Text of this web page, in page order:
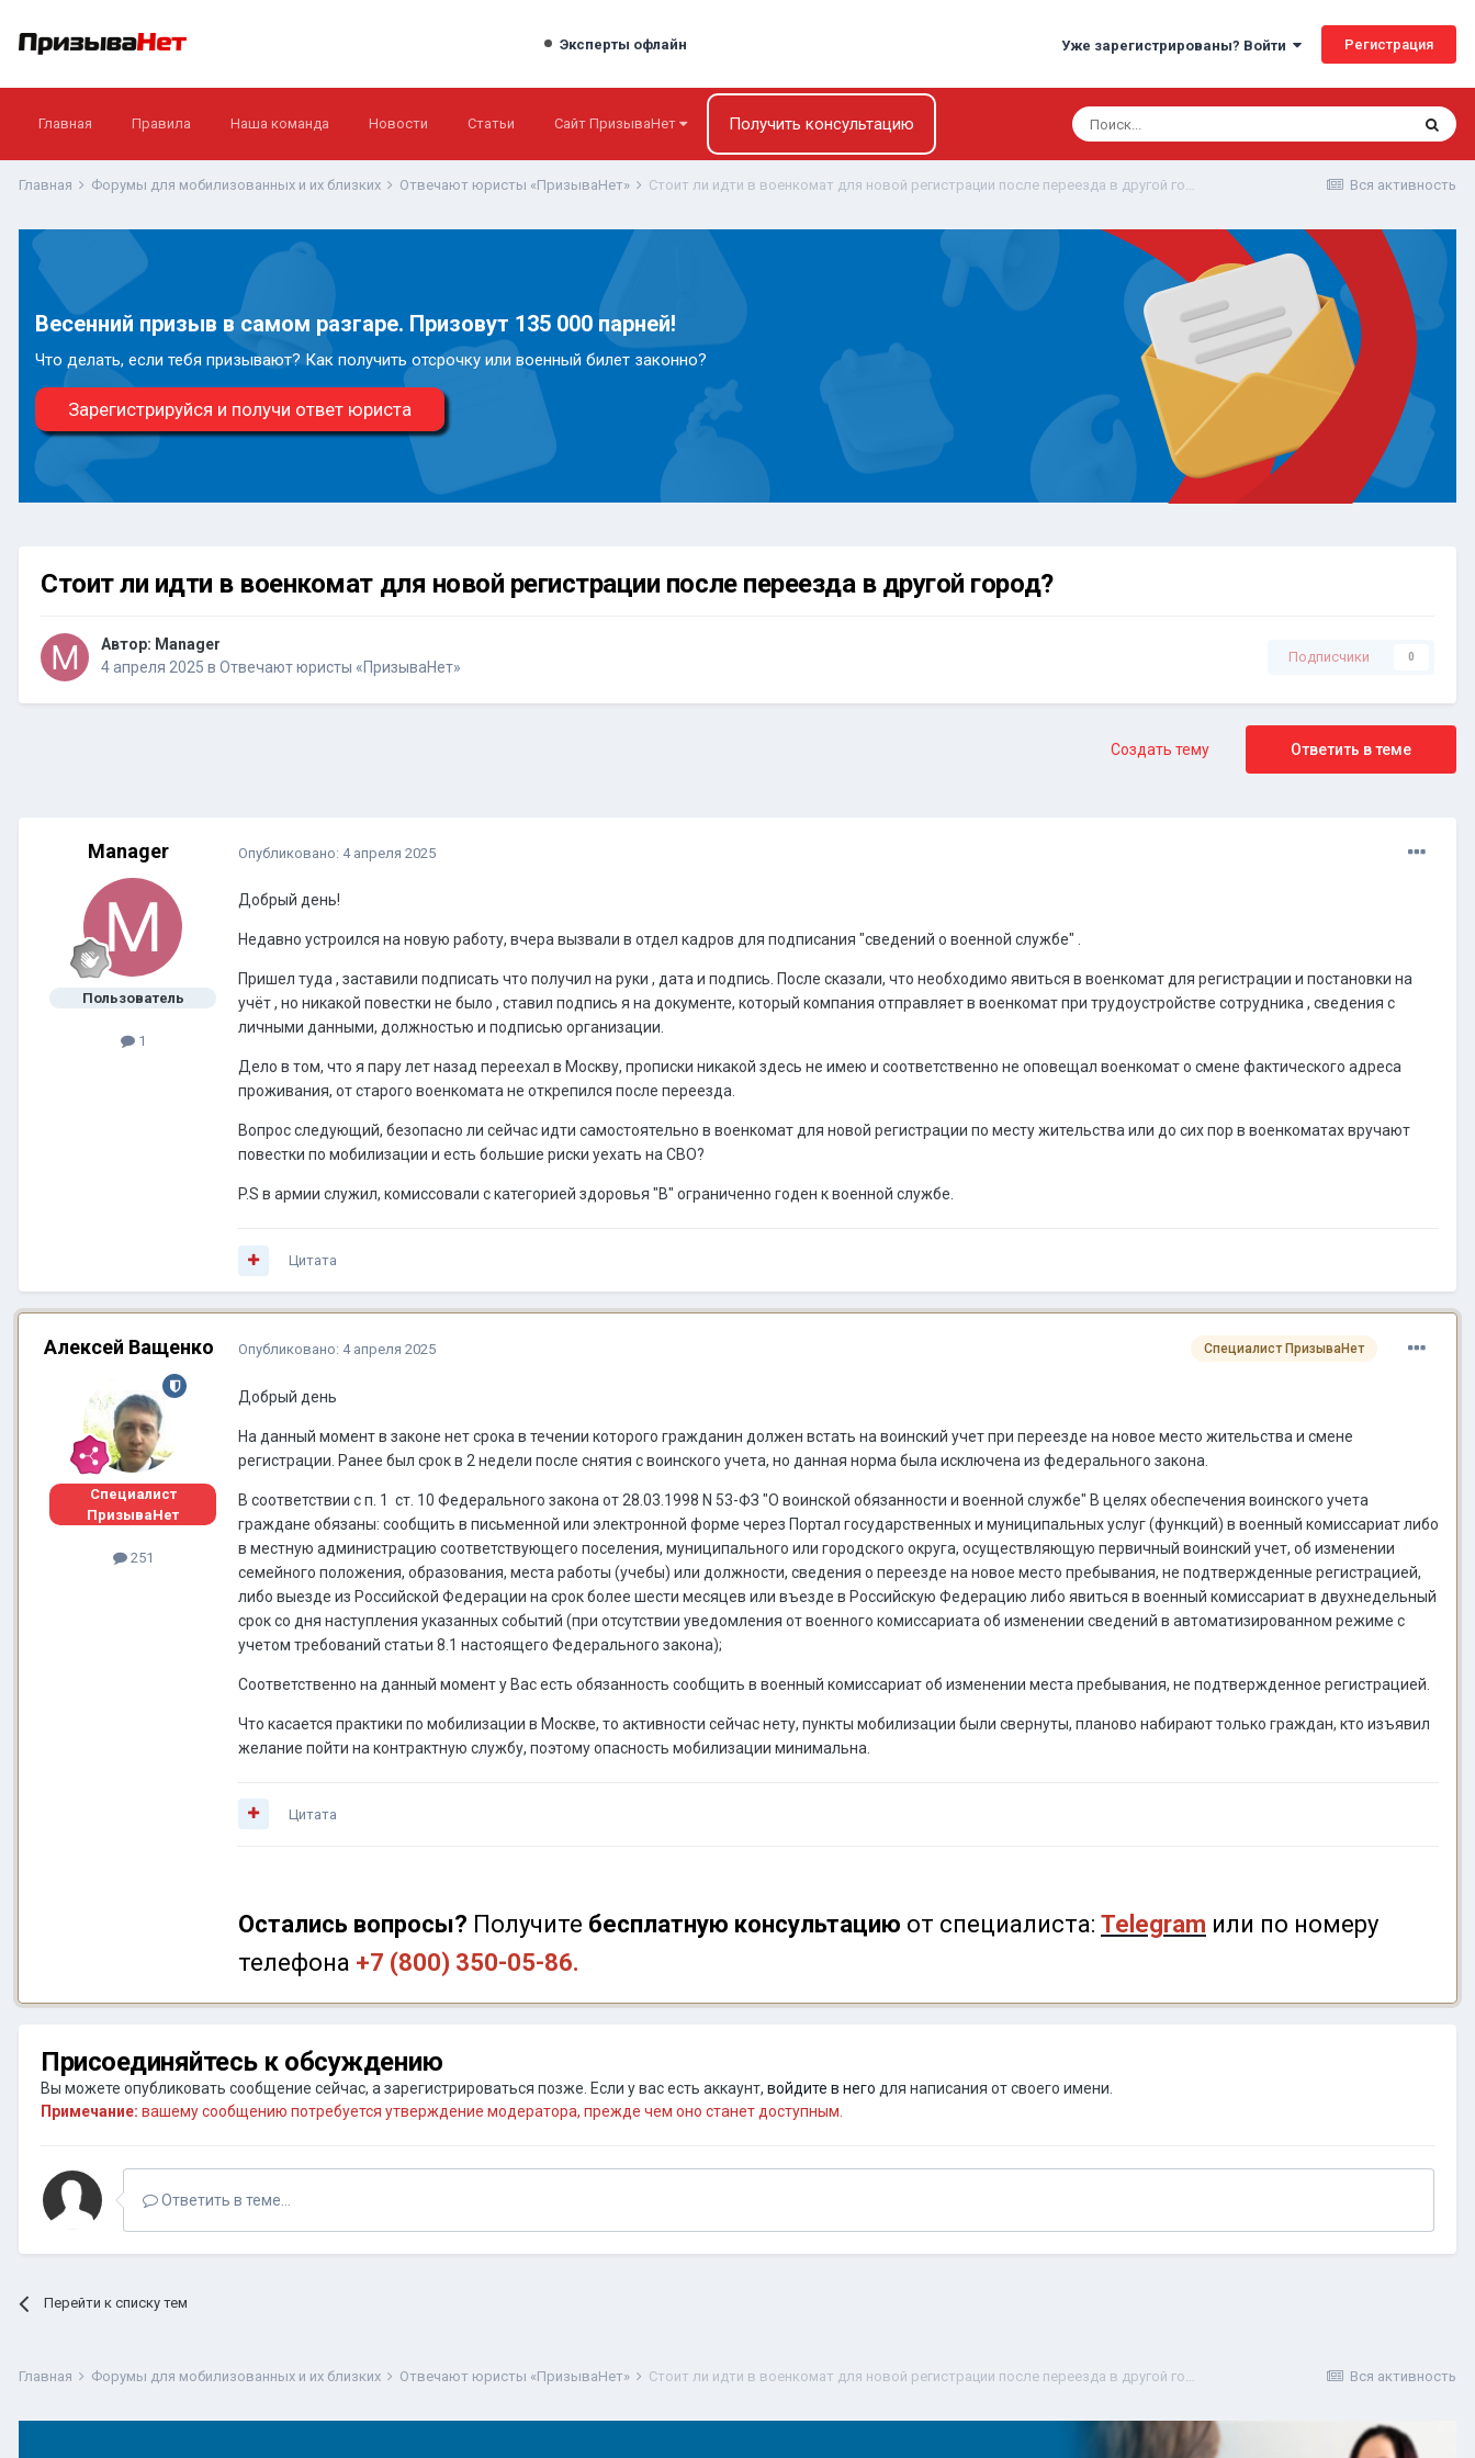
Эксперты офлайн Уже зарегистрированы? Войти Регистрация
Главная Правила Наша команда Новости Статьи Сайт ПризываНет Получить консультацию
Вся активность
Главная Форумы для мобилизованных и их близких Отвечают юристы «ПризываНет» Стоит ли идти в военкомат для новой регистрации после переезда в другой город?
Весенний призыв в самом разгаре. Призовут 135 000 парней!
Что делать, если тебя призывают? Как получить отсрочку или военный билет законно?
Зарегистрируйся и получи ответ юриста
Стоит ли идти в военкомат для новой регистрации после переезда в другой город?
Автор: Manager
4 апреля 2025 в Отвечают юристы «ПризываНет»
Подписчики 0
Ответить в теме
Создать тему
Manager
Пользователь
1
Опубликовано: 4 апреля 2025
Добрый день!
Недавно устроился на новую работу, вчера вызвали в отдел кадров для подписания "сведений о военной службе" .
Пришел туда , заставили подписать что получил на руки , дата и подпись. После сказали, что необходимо явиться в военкомат для регистрации и постановки на
учёт , но никакой повестки не было , ставил подпись я на документе, который компания отправляет в военкомат при трудоустройстве сотрудника , сведения с
личными данными, должностью и подписью организации.
Дело в том, что я пару лет назад переехал в Москву, прописки никакой здесь не имею и соответственно не оповещал военкомат о смене фактического адреса
проживания, от старого военкомата не открепился после переезда.
Вопрос следующий, безопасно ли сейчас идти самостоятельно в военкомат для новой регистрации по месту жительства или до сих пор в военкоматах вручают
повестки по мобилизации и есть большие риски уехать на СВО?
P.S в армии служил, комиссовали с категорией здоровья "В" ограниченно годен к военной службе.
Цитата
Алексей Ващенко
Специалист
ПризываНет
251
Специалист ПризываНет
Опубликовано: 4 апреля 2025
Добрый день
На данный момент в законе нет срока в течении которого гражданин должен встать на воинский учет при переезде на новое место жительства и смене
регистрации. Ранее был срок в 2 недели после снятия с воинского учета, но данная норма была исключена из федерального закона.
В соответствии с п. 1 ст. 10 Федерального закона от 28.03.1998 N 53-ФЗ "О воинской обязанности и военной службе" В целях обеспечения воинского учета
граждане обязаны: сообщить в письменной или электронной форме через Портал государственных и муниципальных услуг (функций) в военный комиссариат либо
в местную администрацию соответствующего поселения, муниципального или городского округа, осуществляющую первичный воинский учет, об изменении
семейного положения, образования, места работы (учебы) или должности, сведения о переезде на новое место пребывания, не подтвержденные регистрацией,
либо выезде из Российской Федерации на срок более шести месяцев или въезде в Российскую Федерацию либо явиться в военный комиссариат в двухнедельный
срок со дня наступления указанных событий (при отсутствии уведомления от военного комиссариата об изменении сведений в автоматизированном режиме с
учетом требований статьи 8.1 настоящего Федерального закона);
Соответственно на данный момент у Вас есть обязанность сообщить в военный комиссариат об изменении места пребывания, не подтвержденное регистрацией.
Что касается практики по мобилизации в Москве, то активности сейчас нету, пункты мобилизации были свернуты, планово набирают только граждан, кто изъявил
желание пойти на контрактную службу, поэтому опасность мобилизации минимальна.
Цитата
Остались вопросы? Получите бесплатную консультацию от специалиста: Telegram или по номеру
телефона +7 (800) 350-05-86.
Присоединяйтесь к обсуждению
Вы можете опубликовать сообщение сейчас, а зарегистрироваться позже. Если у вас есть аккаунт, войдите в него для написания от своего имени.
Примечание: вашему сообщению потребуется утверждение модератора, прежде чем оно станет доступным.
Ответить в теме...
Перейти к списку тем
Вся активность
Главная Форумы для мобилизованных и их близких Отвечают юристы «ПризываНет» Стоит ли идти в военкомат для новой регистрации после переезда в другой город?